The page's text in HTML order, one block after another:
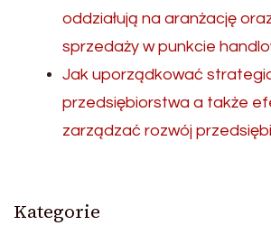
oddziałują na aranżację
sprzedaży w punkcie
Jak uporządkować
przedsiębiorstwa a także
zarządzać rozwój
Kategorie